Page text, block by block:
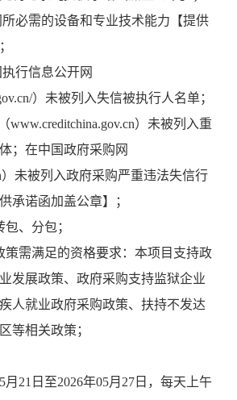
必需的设备和专业技术能力【提供
行信息公开网
）未被列入失信被执行人名单；
www.creditchina.gov.cn）未被列入重
；在中国政府采购网
）未被列入政府采购严重违法失信行
承诺函加盖公章】；
、分包；
策需满足的资格要求：本项目支持政
发展政策、政府采购支持监狱企业
人就业政府采购政策、扶持不发达
等相关政策；
月21日至2026年05月27日，每天上午